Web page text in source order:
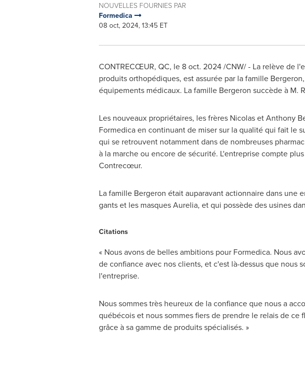
NOUVELLES FOURNIES PAR
Formedica
08 oct, 2024, 13:45 ET
CONTRECŒUR, QC, le 8 oct. 2024/CNW/ - La relève de
produits orthopédiques, est assurée par la famille
équipements médicaux. La famille Bergeron succède à M.
Les nouveaux propriétaires, les frères Nicolas etAnthony
Formedica en continuant de miser sur la qualité qui fait le
qui se retrouvent notamment dans de nombreuses
à la marche ou encore de sécurité. L'entreprise compte
Contrecœur.
La famille Bergeron était auparavant actionnaire dans
gants et les masques Aurelia, et qui possède des usines
Citations
« Nous avons de belles ambitions pour Formedica. Nous
de confiance avec nos clients, et c'est là-dessus que nous
l'entreprise.
Nous sommes très heureux de la confiance que nous a
québécois et nous sommes fiers de prendre le relais de
grâce à sa gamme de produits spécialisés. »